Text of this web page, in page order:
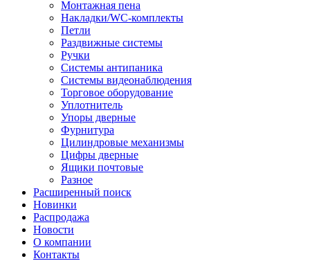
Монтажная пена
Накладки/WC-комплекты
Петли
Раздвижные системы
Ручки
Системы антипаника
Системы видеонаблюдения
Торговое оборудование
Уплотнитель
Упоры дверные
Фурнитура
Цилиндровые механизмы
Цифры дверные
Ящики почтовые
Разное
Расширенный поиск
Новинки
Распродажа
Новости
О компании
Контакты